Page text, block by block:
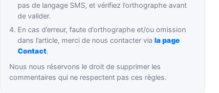
pas de langage SMS, et vérifiez l’orthographe avant
de valider.
En cas d’erreur, faute d’orthographe et/ou omission
dans l’article, merci de nous contacter viala page
Contact.
Nous nous réservons le droit de supprimer les
commentaires qui ne respectent pas ces règles.